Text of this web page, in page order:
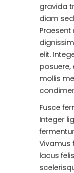
gravida
diam
elit.
posuere,
mollis
Fusce
Integer
Vivamus
lacus